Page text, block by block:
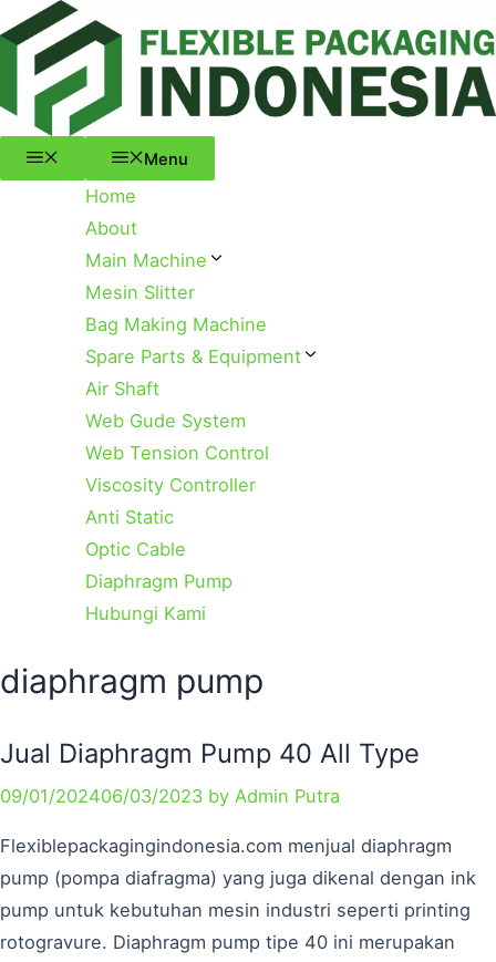
Skip
to
content
Menu
Menu
Home
About
Main Machine
Mesin Slitter
Bag Making Machine
Spare Parts & Equipment
Air Shaft
Web Gude System
Web Tension Control
Viscosity Controller
Anti Static
Optic Cable
Diaphragm Pump
Hubungi Kami
diaphragm pump
Jual Diaphragm Pump 40 All Type
09/01/202406/03/2023 by Admin Putra
Flexiblepackagingindonesia.com menjual diaphragm
pump (pompa diafragma) yang juga dikenal dengan ink
pump untuk kebutuhan mesin industri seperti printing
rotogravure. Diaphragm pump tipe 40 ini merupakan